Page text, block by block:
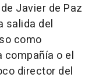
Javier de Paz
salida del
como
compañía o el
director del